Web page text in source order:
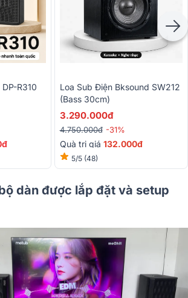
R310
Loa Sub Điện Bksound SW212
(bass 30cm)
3.290.000đ
4.750.000đ -31%
Quà trị giá 132.000đ
5/5 (48)
dàn được lắp đặt và setup